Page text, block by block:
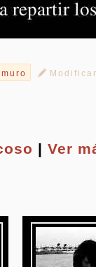
|Ver